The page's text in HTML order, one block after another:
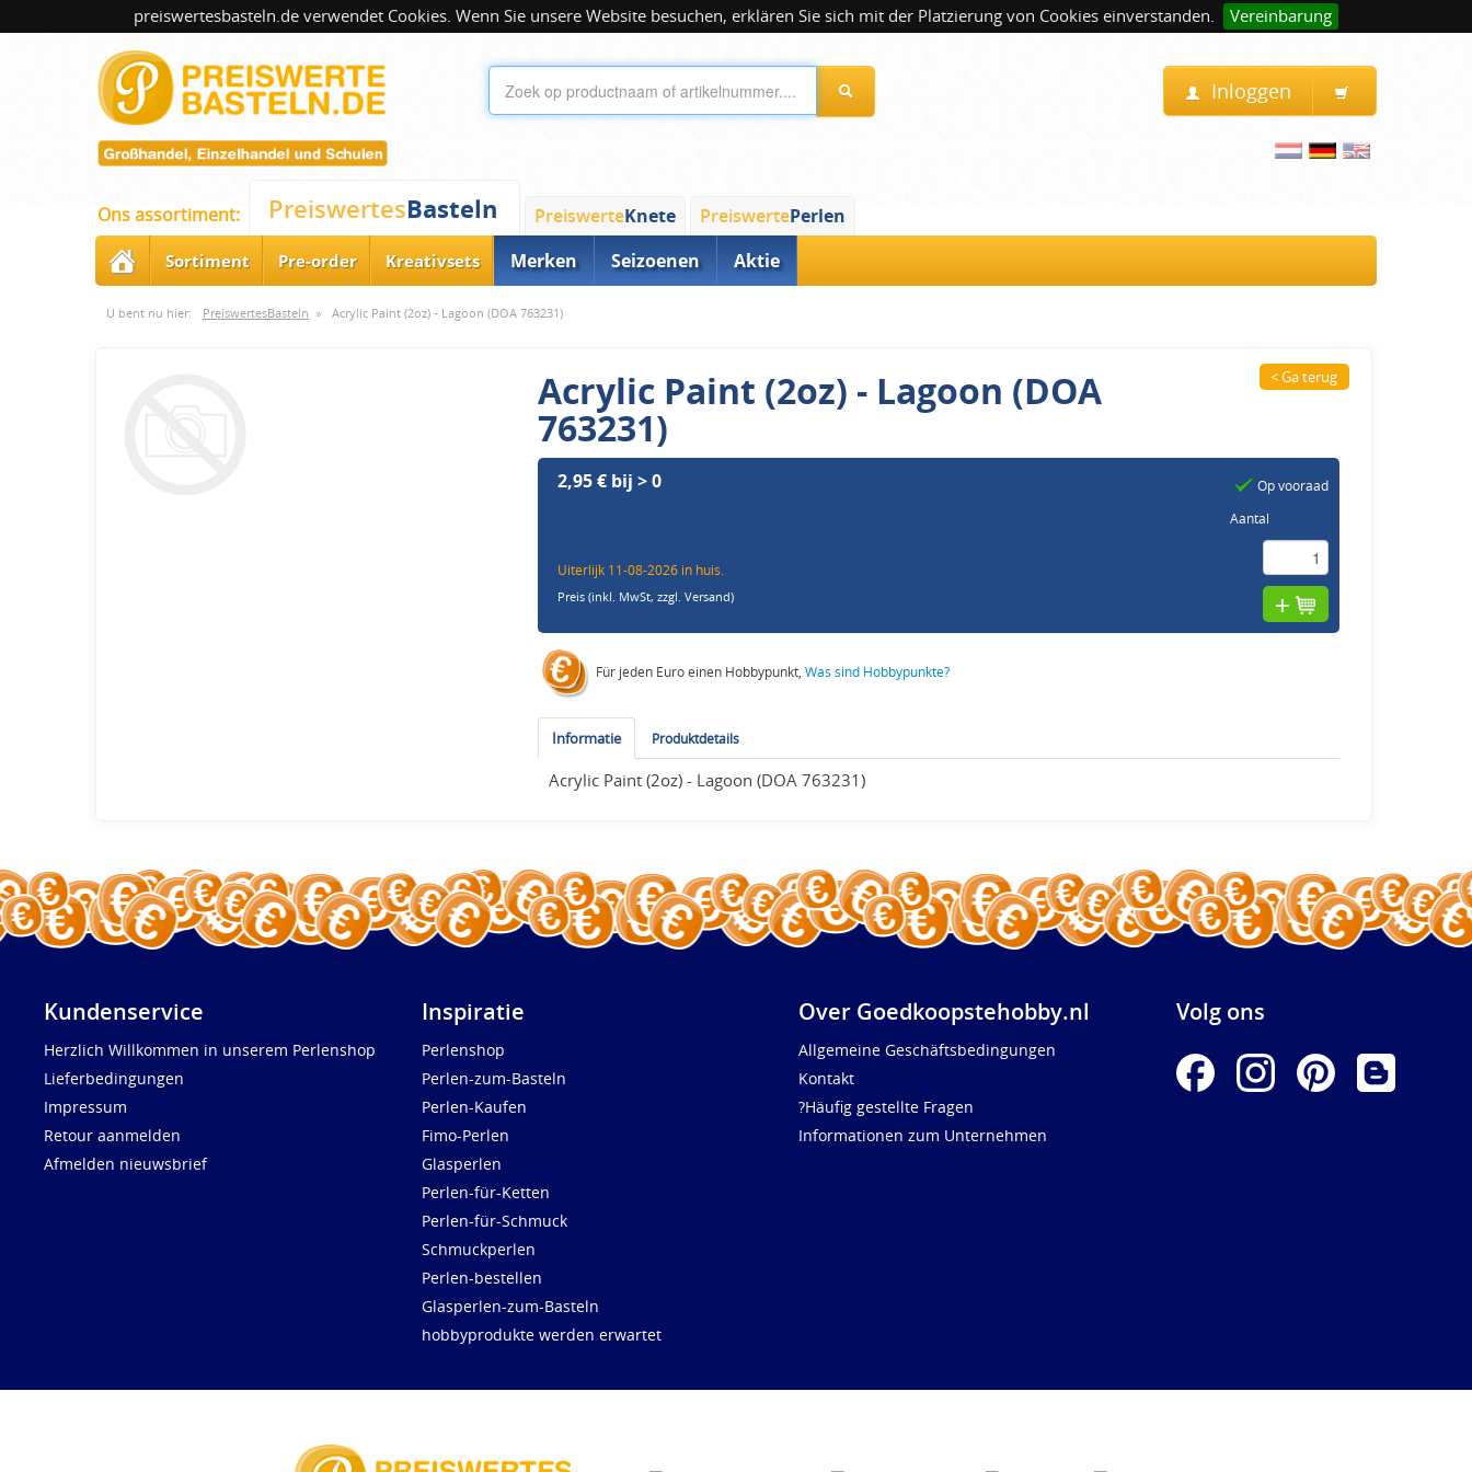
preiswertesbasteln.de verwendet Cookies. Wenn Sie unsere Website besuchen, erklären Sie sich mit der Platzierung von Cookies einverstanden. Vereinbarung
Inloggen
Ons assortiment: PreiswertesBasteln PreiswerteKnete PreiswertePerlen
Sortiment Pre-order Kreativsets Merken Seizoenen Aktie
U bent nu hier: PreiswertesBasteln » Acrylic Paint (2oz) - Lagoon (DOA 763231)
Acrylic Paint (2oz) - Lagoon (DOA
763231)
< Ga terug
2,95 € bij > 0
Uiterlijk 11-08-2026 in huis.
Preis (inkl. MwSt,zzgl. Versand)
Op vooraad
Aantal
Für jeden Euro einen Hobbypunkt,Was sind Hobbypunkte?
Informatie Produktdetails
Acrylic Paint (2oz) - Lagoon (DOA 763231)
Kundenservice
Herzlich Willkommen in unserem Perlenshop
Lieferbedingungen
Impressum
Retour aanmelden
Afmelden nieuwsbrief
Inspiratie
Perlenshop
Perlen-zum-Basteln
Perlen-Kaufen
Fimo-Perlen
Glasperlen
Perlen-für-Ketten
Perlen-für-Schmuck
Schmuckperlen
Perlen-bestellen
Glasperlen-zum-Basteln
hobbyprodukte werden erwartet
Over Goedkoopstehobby.nl
Allgemeine Geschäftsbedingungen
Kontakt
?Häufig gestellte Fragen
Informationen zum Unternehmen
Volg ons